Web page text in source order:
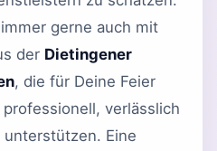
gerne auch mit
der Dietingener
, die für Deine Feier
verlässlich
Eine